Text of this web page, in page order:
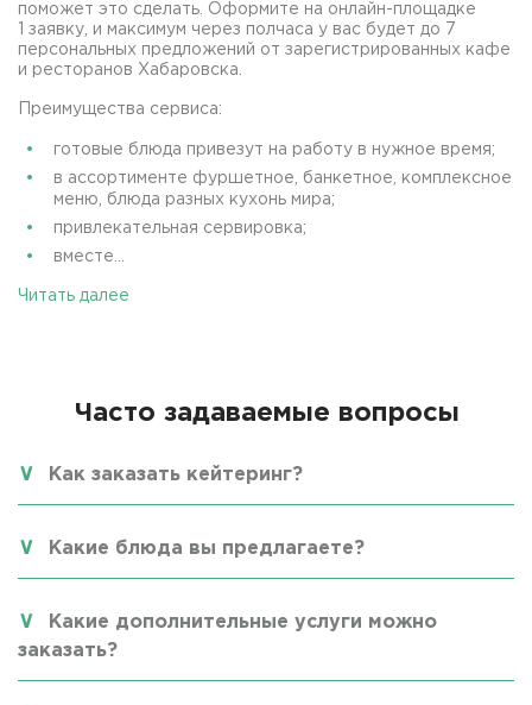
поможет это сделать. Оформите на онлайн-площадке
1 заявку, и максимум через полчаса у вас будет до 7
персональных предложений от зарегистрированных кафе
и ресторанов Хабаровска.
Преимущества сервиса:
готовые блюда привезут на работу в нужное время;
в ассортименте фуршетное, банкетное, комплексное
меню, блюда разных кухонь мира;
привлекательная сервировка;
вместе...
Читать далее
Часто задаваемые вопросы
Как заказать кейтеринг?
Какие блюда вы предлагаете?
Какие дополнительные услуги можно
заказать?